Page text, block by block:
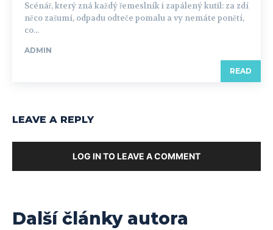
Scénář, který zná každý řemeslník i zapálený kutil: za zdí
něco zašumí, odpadu odteče pomalu a vy nemáte ponětí,
co...
ADMIN
READ
LEAVE A REPLY
LOG IN TO LEAVE A COMMENT
Další články autora